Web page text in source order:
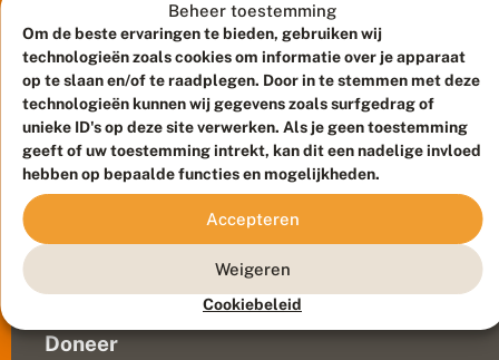
Beheer toestemming
Om de beste ervaringen te bieden, gebruiken wij
technologieën zoals cookies om informatie over je apparaat
op te slaan en/of te raadplegen. Door in te stemmen met deze
technologieën kunnen wij gegevens zoals surfgedrag of
unieke ID's op deze site verwerken. Als je geen toestemming
geeft of uw toestemming intrekt, kan dit een nadelige invloed
hebben op bepaalde functies en mogelijkheden.
Accepteren
Weigeren
Cookiebeleid
v
li
n
d
e
r
:
n
e
u
w
e
s
o
aantallen
in
Nederland
wordt
gezien.
In
2018
waren
er
relatief
veel
waarnemingen
van
deze
Contact
Veelgestelde vragen
Doneer
Meld waarnemingen
© 2026 Vlinderstichting
Duurzaam ontwikkeld doorGo2People, ontworpen door
Blue Field Agency
Privacy
Disclaimer
Sitemap